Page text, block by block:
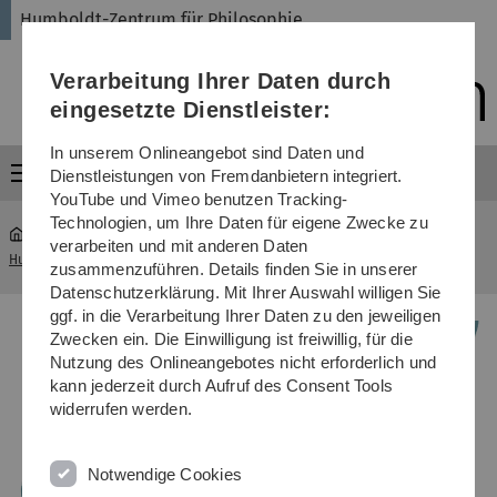
Direkt
Direkt
Direkt
(Sprache,
Drucken,
Media)
Direkt
Direkt
Humboldt-Zentrum für Philosophie
Menü
Humboldt-Zentrum für Philosophie
Verarbeitung Ihrer Daten durch
eingesetzte Dienstleister:
In unserem Onlineangebot sind Daten und
Dienstleistungen von Fremdanbietern integriert.
YouTube und Vimeo benutzen Tracking-
Technologien, um Ihre Daten für eigene Zwecke zu
verarbeiten und mit anderen Daten
zusammenzuführen. Details finden Sie in unserer
Datenschutzerklärung. Mit Ihrer Auswahl willigen Sie
ggf. in die Verarbeitung Ihrer Daten zu den jeweiligen
Zwecken ein. Die Einwilligung ist freiwillig, für die
Nutzung des Onlineangebotes nicht erforderlich und
kann jederzeit durch Aufruf des Consent Tools
widerrufen werden.
Notwendige Cookies